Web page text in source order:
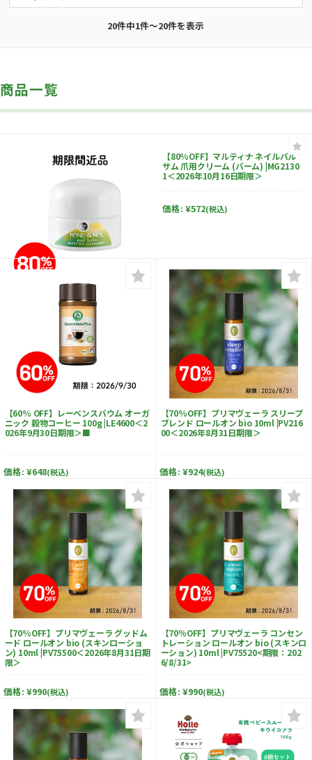
20件中1件～20件を表示
商品一覧
【80%OFF】マルティナ ネイルバル
サム 爪用クリーム (バーム) |MG2130
1＜2026年10月16日期限＞
価格: ¥572(税込)
【60% OFF】レーベンスバウム オーガ
ニック 穀物コーヒー 100g |LE4600＜2
026年9月30日期限＞■
価格: ¥648(税込)
【70%OFF】プリマヴェーラ スリープ
ブレンド ロールオン bio 10ml |PV216
00＜2026年8月31日期限＞
価格: ¥924(税込)
【70%OFF】プリマヴェーラ グッドム
ード ロールオン bio (スキンローショ
ン) 10ml |PV75500＜2026年8月31日期
限＞
価格: ¥990(税込)
【70％OFF】プリマヴェーラ コンセン
トレーション ロールオン bio (スキンロ
ーション) 10ml |PV75520<期限：202
6/8/31>
価格: ¥990(税込)